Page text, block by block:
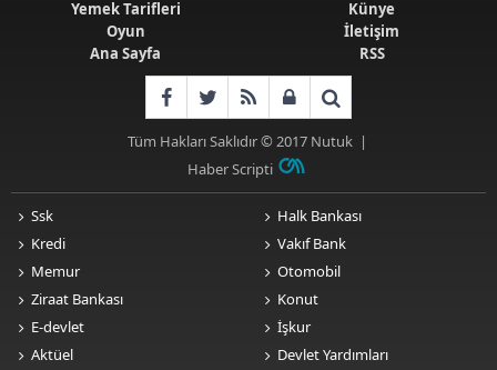
Yemek Tarifleri
Oyun
Ana Sayfa
Künye
İletişim
RSS
Tüm Hakları Saklıdır © 2017 Nutuk|
Haber Scripti
Ssk
Kredi
Memur
Ziraat Bankası
E-devlet
Aktüel
Halk Bankası
Vakıf Bank
Otomobil
Konut
İşkur
Devlet Yardımları